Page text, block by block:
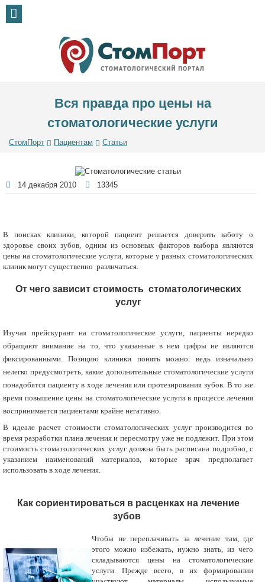
Вся правда про цены на
стоматологические услуги
СтомПорт Пациентам Статьи
14 декабря 2010 13345
В поисках клиники, которой пациент решается доверить заботу о
здоровье своих зубов, одним из основных факторов выбора являются
цены на стоматологические услуги, которые у разных стоматологических
клиник могут существенно различаться.
От чего зависит стоимость стоматологических
услуг
Изучая прейскурант на стоматологические услуги, пациенты нередко
обращают внимание на то, что указанные в нем цифры не являются
фиксированными. Позицию клиники понять можно: ведь изначально
нелегко предусмотреть, какие дополнительные стоматологические услуги
понадобятся пациенту в ходе лечения или протезирования зубов. В то же
время повышение цены на стоматологические услуги в процессе лечения
воспринимается пациентами крайне негативно.
В идеале расчет стоимости стоматологических услуг производится во
время разработки плана лечения и пересмотру уже не подлежит. При этом
стоимость стоматологических услуг должна быть расписана подробно, с
указанием наименований материалов, которые врач предполагает
использовать в ходе лечения.
Как сориентироваться в расценках на лечение
зубов
Чтобы не переплачивать за лечение там, где
этого можно избежать, нужно знать, из чего
складываются цены на стоматологические
услуги. Прежде всего, в их формировании